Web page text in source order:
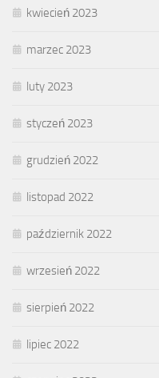
kwiecień 2023
marzec 2023
luty 2023
styczeń 2023
grudzień 2022
listopad 2022
październik 2022
wrzesień 2022
sierpień 2022
lipiec 2022